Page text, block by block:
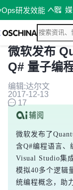
研发效能
微软发布
Q# 量子编
编辑:达尔文
2017-12-13
17
微软发布了
含Q#编程语言、
Visual Studio集
模拟40多个逻辑
统编程概念，助